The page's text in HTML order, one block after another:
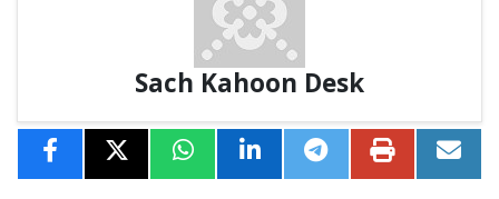
Sach Kahoon Desk